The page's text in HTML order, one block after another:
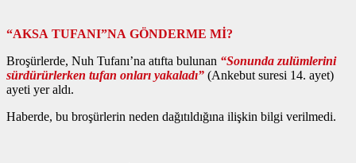
“AKSA TUFANI”NA GÖNDERME Mİ?
Broşürlerde, Nuh Tufanı’na atıfta bulunan “Sonunda zulümlerini
sürdürürlerken tufan onları yakaladı” (Ankebut suresi 14. ayet)
ayeti yer aldı.
Haberde, bu broşürlerin neden dağıtıldığına ilişkin bilgi verilmedi.